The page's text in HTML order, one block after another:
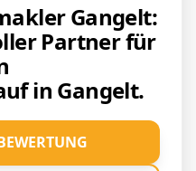
Gangelt:
Partner für
in Gangelt.